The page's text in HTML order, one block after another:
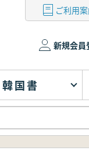
ご利用
新規会員
韓国書